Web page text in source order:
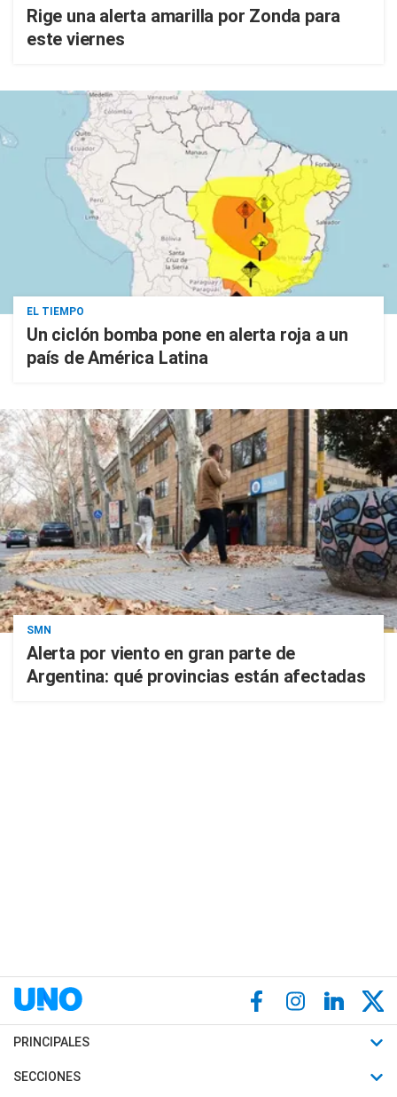
Rige una alerta amarilla por Zonda para
este viernes
EL TIEMPO
Un ciclón bomba pone en alerta roja a un
país de América Latina
SMN
Alerta por viento en gran parte de
Argentina: qué provincias están afectadas
PRINCIPALES
Últimas Noticias
SECCIONES